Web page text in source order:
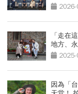
「走在
地方、
因為「